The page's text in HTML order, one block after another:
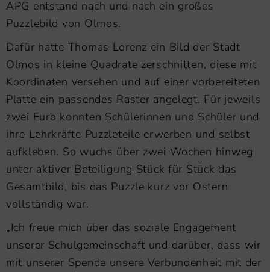
APG entstand nach und nach ein großes
Puzzlebild von Olmos.
Dafür hatte Thomas Lorenz ein Bild der Stadt
Olmos in kleine Quadrate zerschnitten, diese mit
Koordinaten versehen und auf einer vorbereiteten
Platte ein passendes Raster angelegt. Für jeweils
zwei Euro konnten Schülerinnen und Schüler und
ihre Lehrkräfte Puzzleteile erwerben und selbst
aufkleben. So wuchs über zwei Wochen hinweg
unter aktiver Beteiligung Stück für Stück das
Gesamtbild, bis das Puzzle kurz vor Ostern
vollständig war.
„Ich freue mich über das soziale Engagement
unserer Schulgemeinschaft und darüber, dass wir
mit unserer Spende unsere Verbundenheit mit der